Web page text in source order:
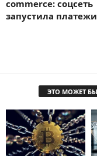
commerce: соцсеть
запустила платежи
ЭТО МОЖЕТ